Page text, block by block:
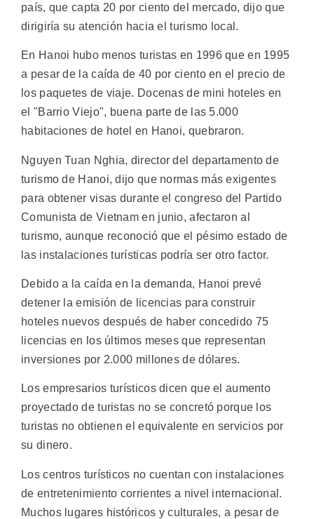
país, que capta 20 por ciento del mercado, dijo que
dirigiría su atención hacia el turismo local.
En Hanoi hubo menos turistas en 1996 que en 1995
a pesar de la caída de 40 por ciento en el precio de
los paquetes de viaje. Docenas de mini hoteles en
el "Barrio Viejo", buena parte de las 5.000
habitaciones de hotel en Hanoi, quebraron.
Nguyen Tuan Nghia, director del departamento de
turismo de Hanoi, dijo que normas más exigentes
para obtener visas durante el congreso del Partido
Comunista de Vietnam en junio, afectaron al
turismo, aunque reconoció que el pésimo estado de
las instalaciones turísticas podría ser otro factor.
Debido a la caída en la demanda, Hanoi prevé
detener la emisión de licencias para construir
hoteles nuevos después de haber concedido 75
licencias en los últimos meses que representan
inversiones por 2.000 millones de dólares.
Los empresarios turísticos dicen que el aumento
proyectado de turistas no se concretó porque los
turistas no obtienen el equivalente en servicios por
su dinero.
Los centros turísticos no cuentan con instalaciones
de entretenimiento corrientes a nivel internacional.
Muchos lugares históricos y culturales, a pesar de